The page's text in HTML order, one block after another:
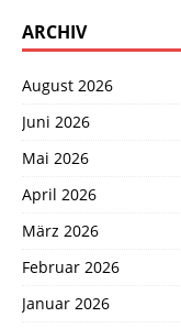
ARCHIV
August 2026
Juni 2026
Mai 2026
April 2026
März 2026
Februar 2026
Januar 2026